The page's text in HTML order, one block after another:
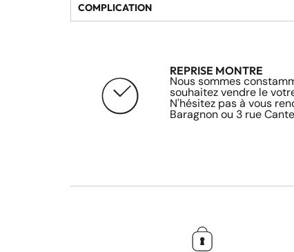
COMPLICATION
REPRISE MONTRE
Nous sommes
souhaitez vendre le
N'hésitez pas à vous
Baragnon ou 3 rue